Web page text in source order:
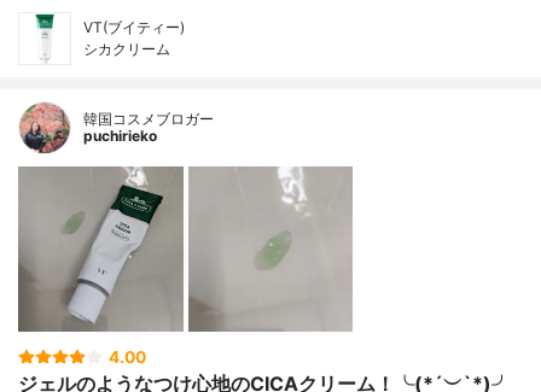
VT(ブイティー)
シカクリーム
韓国コスメブロガー
puchirieko
4.00
ジェルのようなつけ心地のCICAクリーム！╰(*´︶`*)╯